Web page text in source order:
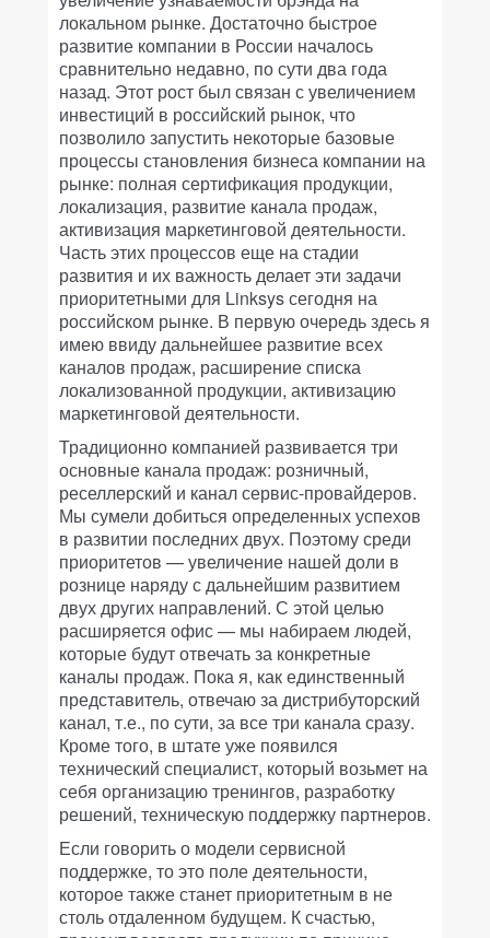
локальном рынке. Достаточно быстрое
развитие компании в России началось
сравнительно недавно, по сути два года
назад. Этот рост был связан с увеличением
инвестиций в российский рынок, что
позволило запустить некоторые базовые
процессы становления бизнеса компании на
рынке: полная сертификация продукции,
локализация, развитие канала продаж,
активизация маркетинговой деятельности.
Часть этих процессов еще на стадии
развития и их важность делает эти задачи
приоритетными для Linksys сегодня на
российском рынке. В первую очередь здесь я
имею ввиду дальнейшее развитие всех
каналов продаж, расширение списка
локализованной продукции, активизацию
маркетинговой деятельности.
Традиционно компанией развивается три
основные канала продаж: розничный,
реселлерский и канал сервис-провайдеров.
Мы сумели добиться определенных успехов
в развитии последних двух. Поэтому среди
приоритетов — увеличение нашей доли в
рознице наряду с дальнейшим развитием
двух других направлений. С этой целью
расширяется офис — мы набираем людей,
которые будут отвечать за конкретные
каналы продаж. Пока я, как единственный
представитель, отвечаю за дистрибуторский
канал, т.е., по сути, за все три канала сразу.
Кроме того, в штате уже появился
технический специалист, который возьмет на
себя организацию тренингов, разработку
решений, техническую поддержку партнеров.
Если говорить о модели сервисной
поддержке, то это поле деятельности,
которое также станет приоритетным в не
столь отдаленном будущем. К счастью,